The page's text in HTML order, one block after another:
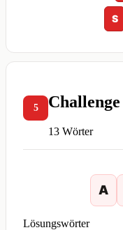
S
5 Challenge
13 Wörter
A
Lösungswörter